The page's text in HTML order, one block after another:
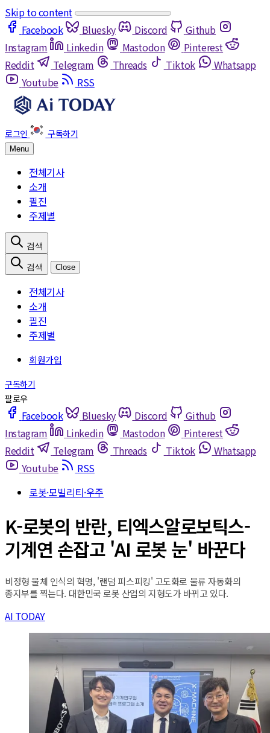
Skip to content
Facebook
Bluesky Discord
Github
Instagram
Linkedin Mastodon
Pinterest
Reddit
Telegram Threads Tiktok
Whatsapp
Youtube
RSS
Menu
전체기사
소개
필진
주제별
Close
전체기사
소개
필진
주제별
Facebook Bluesky Discord
Github
Instagram
Linkedin Mastodon
Pinterest
Reddit
Telegram Threads Tiktok
Whatsapp
Youtube
RSS
로봇·모빌리티·우주
K-로봇의 반란, 티엑스알로보틱스-
기계연 손잡고 'AI 로봇 눈' 바꾼다
비정형 물체 인식의 혁명, '랜덤 피스피킹' 고도화로 물류 자동화의
종지부를 찍는다. 대한민국 로봇 산업의 지형도가 바뀌고 있다.
AI TODAY